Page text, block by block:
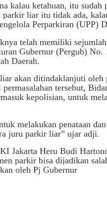
kalau ketahuan, itu
parkir liar itu tidak ada,
Perparkiran (UPP)
telah memiliki
Gubernur (Pergub)
Daerah.
akan ditindaklanjuti
permasalahan tersebut,
kepolisian, untuk
melakukan penataan
juru parkir liar” ujar adji.
Jakarta Heru Budi
parkir bisa dijadikan
oleh Pj Gubernur